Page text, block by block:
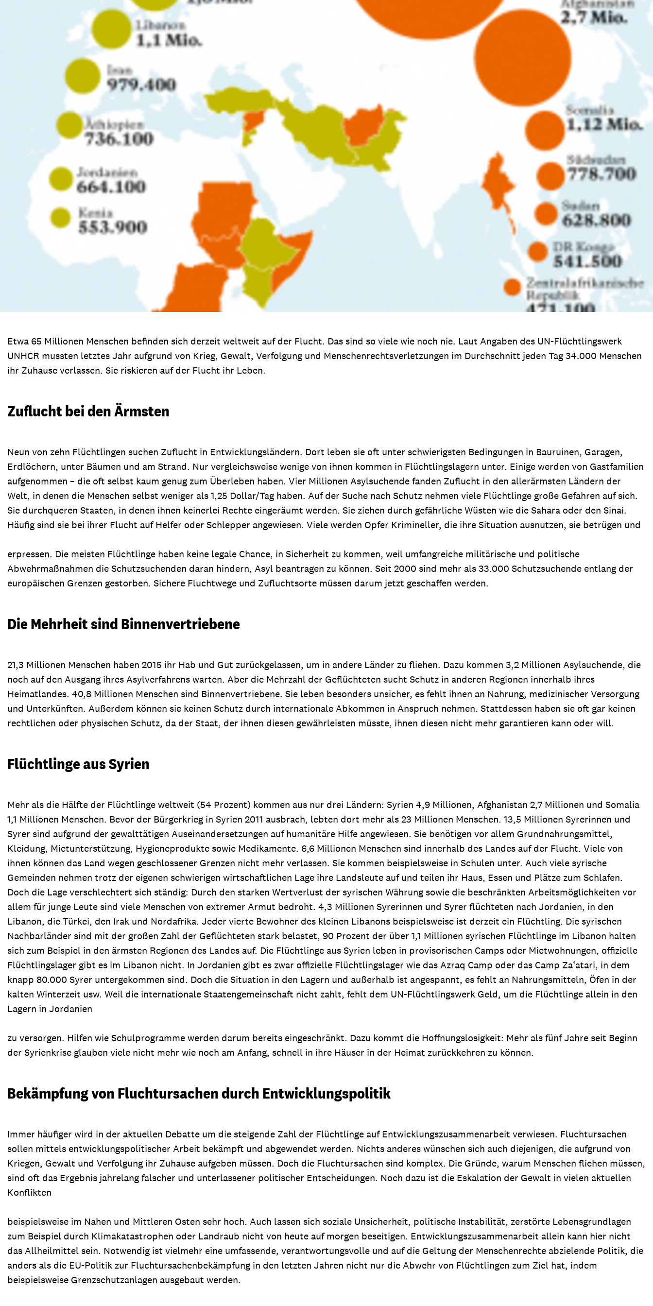
Etwa 65 Millionen Menschen befinden sich derzeit weltweit auf der Flucht. Das sind so viele wie noch nie. Laut Angaben des UN-Flüchtlingswerk
UNHCR mussten letztes Jahr aufgrund von Krieg, Gewalt, Verfolgung und Menschenrechtsverletzungen im Durchschnitt jeden Tag 34.000 Menschen
ihr Zuhause verlassen. Sie riskieren auf der Flucht ihr Leben.
Zuflucht bei den Ärmsten
Neun von zehn Flüchtlingen suchen Zuflucht in Entwicklungsländern. Dort leben sie oft unter schwierigsten Bedingungen in Bauruinen, Garagen,
Erdlöchern, unter Bäumen und am Strand. Nur vergleichsweise wenige von ihnen kommen in Flüchtlingslagern unter. Einige werden von Gastfamilien
aufgenommen – die oft selbst kaum genug zum Überleben haben. Vier Millionen Asylsuchende fanden Zuflucht in den allerärmsten Ländern der
Welt, in denen die Menschen selbst weniger als 1,25 Dollar/Tag haben. Auf der Suche nach Schutz nehmen viele Flüchtlinge große Gefahren auf sich.
Sie durchqueren Staaten, in denen ihnen keinerlei Rechte eingeräumt werden. Sie ziehen durch gefährliche Wüsten wie die Sahara oder den Sinai.
Häufig sind sie bei ihrer Flucht auf Helfer oder Schlepper angewiesen. Viele werden Opfer Krimineller, die ihre Situation ausnutzen, sie betrügen und
erpressen. Die meisten Flüchtlinge haben keine legale Chance, in Sicherheit zu kommen, weil umfangreiche militärische und politische
Abwehrmaßnahmen die Schutzsuchenden daran hindern, Asyl beantragen zu können. Seit 2000 sind mehr als 33.000 Schutzsuchende entlang der
europäischen Grenzen gestorben. Sichere Fluchtwege und Zufluchtsorte müssen darum jetzt geschaffen werden.
Die Mehrheit sind Binnenvertriebene
21,3 Millionen Menschen haben 2015 ihr Hab und Gut zurückgelassen, um in andere Länder zu fliehen. Dazu kommen 3,2 Millionen Asylsuchende, die
noch auf den Ausgang ihres Asylverfahrens warten. Aber die Mehrzahl der Geflüchteten sucht Schutz in anderen Regionen innerhalb ihres
Heimatlandes. 40,8 Millionen Menschen sind Binnenvertriebene. Sie leben besonders unsicher, es fehlt ihnen an Nahrung, medizinischer Versorgung
und Unterkünften. Außerdem können sie keinen Schutz durch internationale Abkommen in Anspruch nehmen. Stattdessen haben sie oft gar keinen
rechtlichen oder physischen Schutz, da der Staat, der ihnen diesen gewährleisten müsste, ihnen diesen nicht mehr garantieren kann oder will.
Flüchtlinge aus Syrien
Mehr als die Hälfte der Flüchtlinge weltweit (54 Prozent) kommen aus nur drei Ländern: Syrien 4,9 Millionen, Afghanistan 2,7 Millionen und Somalia
1,1 Millionen Menschen. Bevor der Bürgerkrieg in Syrien 2011 ausbrach, lebten dort mehr als 23 Millionen Menschen. 13,5 Millionen Syrerinnen und
Syrer sind aufgrund der gewalttätigen Auseinandersetzungen auf humanitäre Hilfe angewiesen. Sie benötigen vor allem Grundnahrungsmittel,
Kleidung, Mietunterstützung, Hygieneprodukte sowie Medikamente. 6,6 Millionen Menschen sind innerhalb des Landes auf der Flucht. Viele von
ihnen können das Land wegen geschlossener Grenzen nicht mehr verlassen. Sie kommen beispielsweise in Schulen unter. Auch viele syrische
Gemeinden nehmen trotz der eigenen schwierigen wirtschaftlichen Lage ihre Landsleute auf und teilen ihr Haus, Essen und Plätze zum Schlafen.
Doch die Lage verschlechtert sich ständig: Durch den starken Wertverlust der syrischen Währung sowie die beschränkten Arbeitsmöglichkeiten vor
allem für junge Leute sind viele Menschen von extremer Armut bedroht. 4,3 Millionen Syrerinnen und Syrer flüchteten nach Jordanien, in den
Libanon, die Türkei, den Irak und Nordafrika. Jeder vierte Bewohner des kleinen Libanons beispielsweise ist derzeit ein Flüchtling. Die syrischen
Nachbarländer sind mit der großen Zahl der Geflüchteten stark belastet, 90 Prozent der über 1,1 Millionen syrischen Flüchtlinge im Libanon halten
sich zum Beispiel in den ärmsten Regionen des Landes auf. Die Flüchtlinge aus Syrien leben in provisorischen Camps oder Mietwohnungen, offizielle
Flüchtlingslager gibt es im Libanon nicht. In Jordanien gibt es zwar offizielle Flüchtlingslager wie das Azraq Camp oder das Camp Za‘atari, in dem
knapp 80.000 Syrer untergekommen sind. Doch die Situation in den Lagern und außerhalb ist angespannt, es fehlt an Nahrungsmitteln, Öfen in der
kalten Winterzeit usw. Weil die internationale Staatengemeinschaft nicht zahlt, fehlt dem UN-Flüchtlingswerk Geld, um die Flüchtlinge allein in den
Lagern in Jordanien
zu versorgen. Hilfen wie Schulprogramme werden darum bereits eingeschränkt. Dazu kommt die Hoffnungslosigkeit: Mehr als fünf Jahre seit Beginn
der Syrienkrise glauben viele nicht mehr wie noch am Anfang, schnell in ihre Häuser in der Heimat zurückkehren zu können.
Bekämpfung von Fluchtursachen durch Entwicklungspolitik
Immer häufiger wird in der aktuellen Debatte um die steigende Zahl der Flüchtlinge auf Entwicklungszusammenarbeit verwiesen. Fluchtursachen
sollen mittels entwicklungspolitischer Arbeit bekämpft und abgewendet werden. Nichts anderes wünschen sich auch diejenigen, die aufgrund von
Kriegen, Gewalt und Verfolgung ihr Zuhause aufgeben müssen. Doch die Fluchtursachen sind komplex. Die Gründe, warum Menschen fliehen müssen,
sind oft das Ergebnis jahrelang falscher und unterlassener politischer Entscheidungen. Noch dazu ist die Eskalation der Gewalt in vielen aktuellen
Konflikten
beispielsweise im Nahen und Mittleren Osten sehr hoch. Auch lassen sich soziale Unsicherheit, politische Instabilität, zerstörte Lebensgrundlagen
zum Beispiel durch Klimakatastrophen oder Landraub nicht von heute auf morgen beseitigen. Entwicklungszusammenarbeit allein kann hier nicht
das Allheilmittel sein. Notwendig ist vielmehr eine umfassende, verantwortungsvolle und auf die Geltung der Menschenrechte abzielende Politik, die
anders als die EU-Politik zur Fluchtursachenbekämpfung in den letzten Jahren nicht nur die Abwehr von Flüchtlingen zum Ziel hat, indem
beispielsweise Grenzschutzanlagen ausgebaut werden.